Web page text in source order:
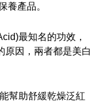
養產品。
最知名的功效，
原因，兩者都是美白
幫助舒緩乾燥泛紅